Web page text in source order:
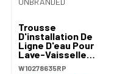
Trousse
D'installation De
Ligne D'eau Pour
Lave-Vaisselle
W10278635RP